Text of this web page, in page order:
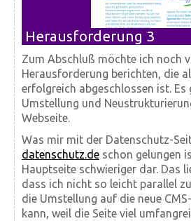
Herausforderung 3
Zum Abschluß möchte ich noch
Herausforderung berichten, die
erfolgreich abgeschlossen ist. Es
Umstellung und
Webseite.
Was mir mit der Datenschutz-
datenschutz.de schon gelungen
Hauptseite schwieriger dar. Das
dass ich nicht so leicht parallel
die Umstellung auf die neue
kann, weil die Seite viel